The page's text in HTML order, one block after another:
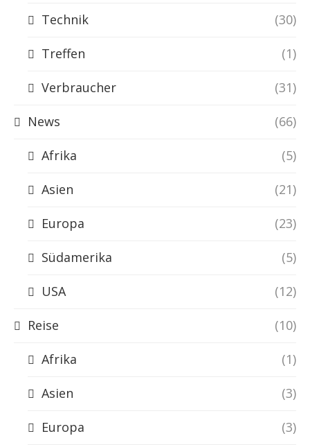
Technik (30)
Treffen (1)
Verbraucher (31)
News (66)
Afrika (5)
Asien (21)
Europa (23)
Südamerika (5)
USA (12)
Reise (10)
Afrika (1)
Asien (3)
Europa (3)